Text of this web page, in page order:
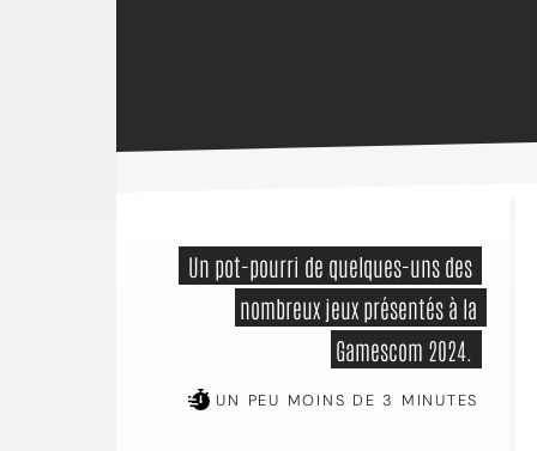
nombreux jeux présentés à la
Gamescom 2024.
UN PEU MOINS DE 3 MINUTES